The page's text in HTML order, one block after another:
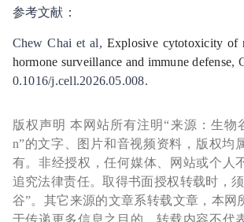
参考文献：
Chew Chai et al, Explosive cytotoxicity of
hormone surveillance and immune defense,
0.1016/j.cell.2026.05.008.
版权声明 本网站所有注明“来源：生物
n”的文字、图片和音视频资料，版权均
有。非经授权，任何媒体、网站或个人
追究法律责任。取得书面授权转载时，
谷”。其它来源的文章系转载文章，本网
于传递更多信息之目的，转载内容不代